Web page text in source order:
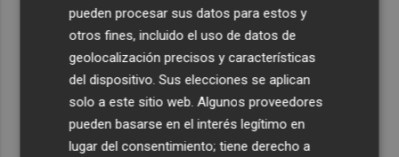
pueden procesar sus datos para estos y
otros fines, incluido el uso de datos de
geolocalización precisos y características
del dispositivo. Sus elecciones se aplican
solo a este sitio web. Algunos proveedores
pueden basarse en el interés legítimo en
lugar del consentimiento; tiene derecho a